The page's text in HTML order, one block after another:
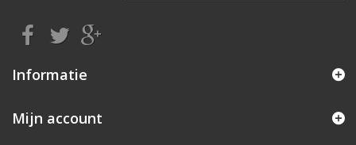
Informatie
Mijn account